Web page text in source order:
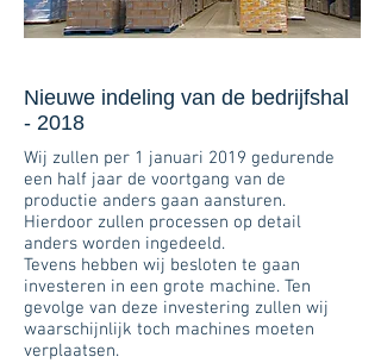
Nieuwe indeling van de bedrijfshal
- 2018
Wij zullen per 1 januari 2019 gedurende
een half jaar de voortgang van de
productie anders gaan aansturen.
Hierdoor zullen processen op detail
anders worden ingedeeld.
Tevens hebben wij besloten te gaan
investeren in een grote machine. Ten
gevolge van deze investering zullen wij
waarschijnlijk toch machines moeten
verplaatsen.